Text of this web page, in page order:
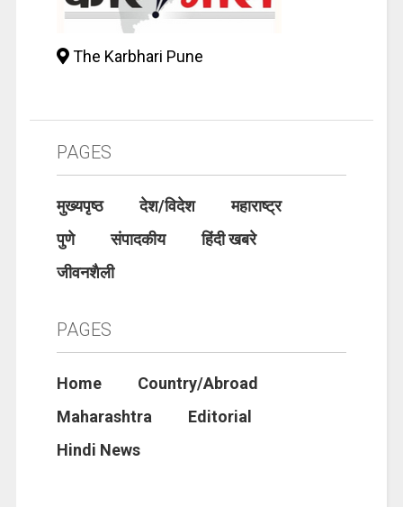
The Karbhari Pune
PAGES
मुख्यपृष्ठ देश/विदेश
महाराष्ट्र
पुणे
संपादकीय
हिंदी खबरे
जीवनशैली
PAGES
Home
Country/Abroad
Maharashtra
Editorial
Hindi News